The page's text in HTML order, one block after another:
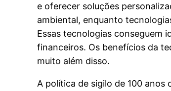
e oferecer soluções
ambiental, enquanto
Essas tecnologias conseguem
financeiros. Os benefícios da
muito além disso.
A política de sigilo de 100